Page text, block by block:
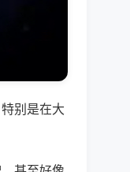
别是在大